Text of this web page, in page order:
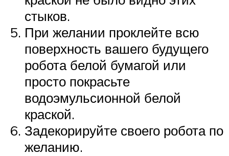
стыков.
При желании проклейте всю
поверхность вашего будущего
робота белой бумагой или
просто покрасьте
водоэмульсионной белой
краской.
Задекорируйте своего робота по
желанию.